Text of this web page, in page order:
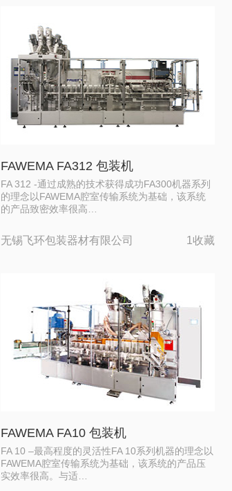
FAWEMA FA312 包装机
FA 312 -通过成熟的技术获得成功FA300机器系列
的理念以FAWEMA腔室传输系统为基础，该系统
的产品致密效率很高…
无锡飞环包装器材有限公司 1收藏
FAWEMA FA10 包装机
FA 10 –最高程度的灵活性FA 10系列机器的理念以
FAWEMA腔室传输系统为基础，该系统的产品压
实效率很高。与适…